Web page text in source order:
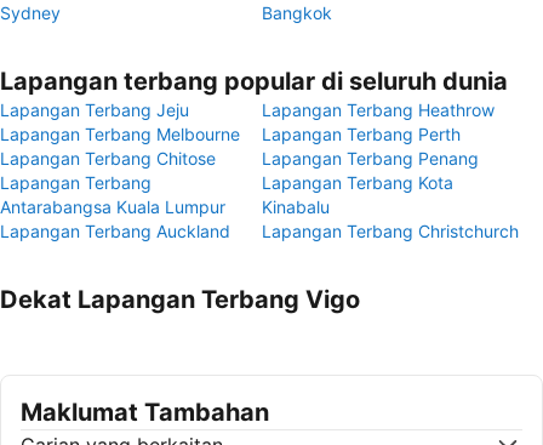
Sydney
Bangkok
Lapangan terbang popular di seluruh dunia
Lapangan Terbang Jeju
Lapangan Terbang Heathrow
Lapangan Terbang Melbourne
Lapangan Terbang Perth
Lapangan Terbang Chitose
Lapangan Terbang Penang
Lapangan Terbang
Antarabangsa Kuala Lumpur
Lapangan Terbang Kota
Kinabalu
Lapangan Terbang Auckland
Lapangan Terbang Christchurch
Dekat Lapangan Terbang Vigo
Maklumat Tambahan